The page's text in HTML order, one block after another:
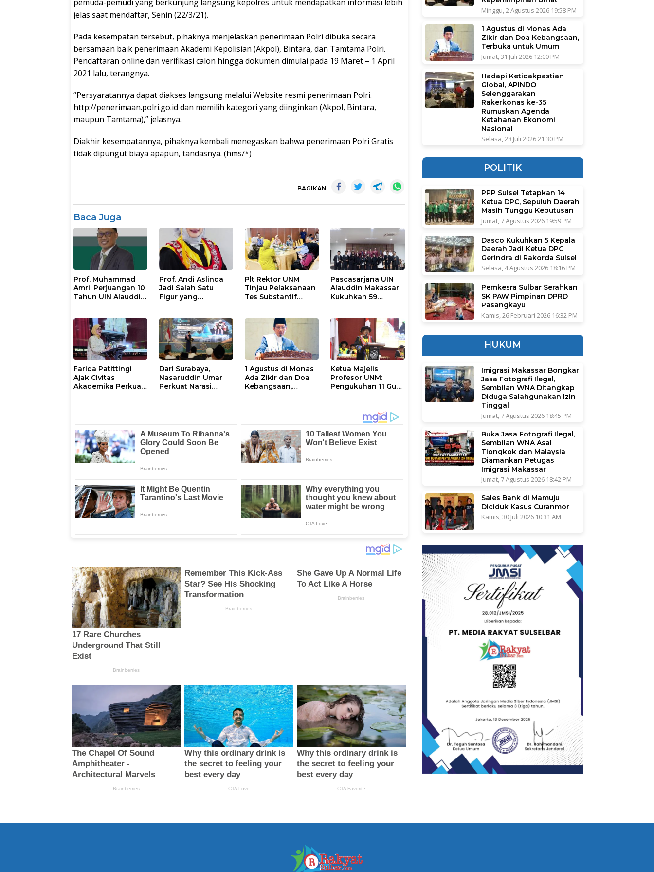
pemuda-pemudi yang berkunjung langsung kepolres untuk mendapatkan informasi lebih
jelas saat mendaftar, Senin (22/3/21).
Pada kesempatan tersebut, pihaknya menjelaskan penerimaan Polri dibuka secara
bersamaan baik penerimaan Akademi Kepolisian (Akpol), Bintara, dan Tamtama Polri.
Pendaftaran online dan verifikasi calon hingga dokumen dimulai pada 19 Maret – 1 April
2021 lalu, terangnya.
“Persyaratannya dapat diakses langsung melalui Website resmi penerimaan Polri.
http://penerimaan.polri.go.id dan memilih kategori yang diinginkan (Akpol, Bintara,
maupun Tamtama),” jelasnya.
Diakhir kesempatannya, pihaknya kembali menegaskan bahwa penerimaan Polri Gratis
tidak dipungut biaya apapun, tandasnya. (hms/*)
BAGIKAN
Baca Juga
Prof. Muhammad
Amri: Perjuangan 10
Tahun UIN Alauddin
Prof. Andi Aslinda
Jadi Salah Satu
Figur yang
UNM 2026–2030
Plt Rektor UNM
Tinjau Pelaksanaan
Tes Substantif
Gelombang II 2026
Pascasarjana UIN
Alauddin Makassar
Kukuhkan 59
Khusus
Farida Patittingi
Ajak Civitas
Akademika Perkuat
Dari Surabaya,
Nasaruddin Umar
Perkuat Narasi
1 Agustus di Monas
Ada Zikir dan Doa
Kebangsaan,
Ketua Majelis
Profesor UNM:
Pengukuhan 11 Guru
Akademik
Minggu, 2 Agustus 2026 19:58 PM
1 Agustus di Monas Ada
Zikir dan Doa Kebangsaan,
Terbuka untuk Umum
Jumat, 31 Juli 2026 12:00 PM
Hadapi Ketidakpastian
Global, APINDO
Selenggarakan
Rakerkonas ke-35
Rumuskan Agenda
Ketahanan Ekonomi
Nasional
Selasa, 28 Juli 2026 21:30 PM
POLITIK
PPP Sulsel Tetapkan 14
Ketua DPC, Sepuluh Daerah
Masih Tunggu Keputusan
Jumat, 7 Agustus 2026 19:59 PM
Dasco Kukuhkan 5 Kepala
Daerah Jadi Ketua DPC
Gerindra di Rakorda Sulsel
Selasa, 4 Agustus 2026 18:16 PM
Pemkesra Sulbar Serahkan
SK PAW Pimpinan DPRD
Pasangkayu
Kamis, 26 Februari 2026 16:32 PM
HUKUM
Imigrasi Makassar Bongkar
Jasa Fotografi Ilegal,
Sembilan WNA Ditangkap
Diduga Salahgunakan Izin
Tinggal
Jumat, 7 Agustus 2026 18:45 PM
Buka Jasa Fotografi Ilegal,
Sembilan WNA Asal
Tiongkok dan Malaysia
Diamankan Petugas
Imigrasi Makassar
Jumat, 7 Agustus 2026 18:42 PM
Sales Bank di Mamuju
Diciduk Kasus Curanmor
Kamis, 30 Juli 2026 10:31 AM